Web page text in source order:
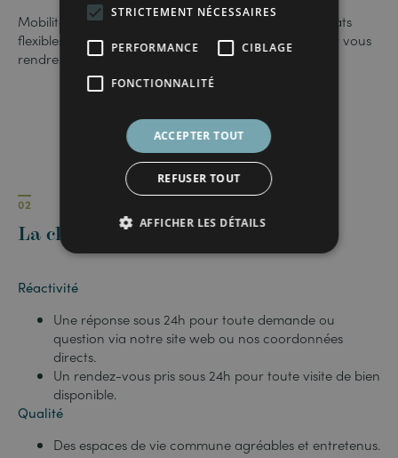
Mobilité entre résidences, engagement sur des contrats
flexibles, services complémentaires… Tout est fait pour vous
rendre la vie simple et agréable !
02
La charte Flexiroom
Réactivité
Une réponse sous 24h pour toute demande ou
question via notre site web ou nos coordonnées
directs.
Un rendez-vous pris sous 24h pour toute visite de bien
disponible.
Qualité
Des espaces de vie commune agréables et entretenus.
STRICTEMENT NÉCESSAIRES
PERFORMANCE CIBLAGE
FONCTIONNALITÉ
ACCEPTER TOUT
REFUSER TOUT
AFFICHER LES DÉTAILS